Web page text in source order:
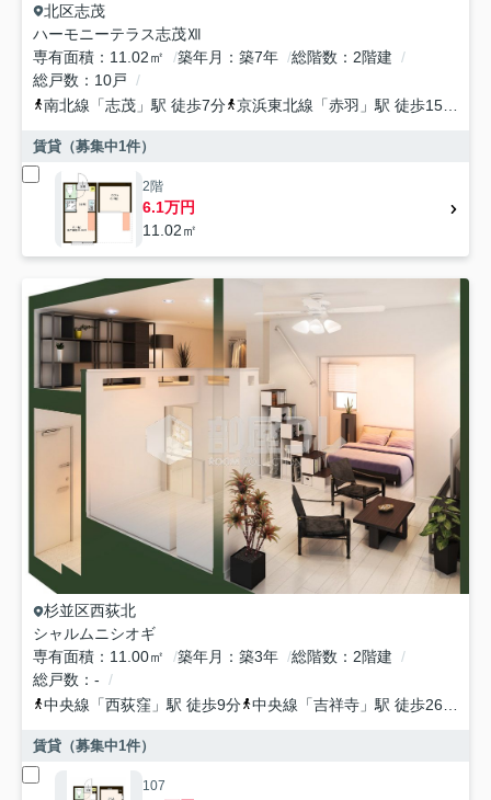
北区志茂
ハーモニーテラス志茂Ⅻ
専有面積
11.02㎡ 築年月 築7年 総階数
2階建
総戸数
10戸
南北線 「志茂 」駅 徒歩7分 京浜東北線 「赤羽 」駅 徒歩15分
賃貸（募集中1件）
2階
6.1万円
11.02㎡
杉並区西荻北
シャルムニシオギ
専有面積
11.00㎡ 築年月 築3年 総階数
2階建
総戸数
-
中央線 「西荻窪 」駅 徒歩9分 中央線 「吉祥寺 」駅 徒歩26分
賃貸（募集中1件）
107